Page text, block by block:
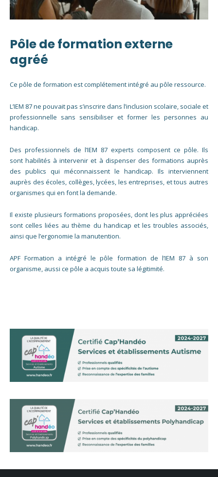
Pôle de formation externe
agréé
Ce pôle de formation est complétement intégré au pôle ressource.
L’IEM 87 ne pouvait pas s’inscrire dans l’inclusion scolaire, sociale et
professionnelle sans sensibiliser et former les personnes au
handicap.
Des professionnels de l’IEM 87 experts composent ce pôle. Ils
sont habilités à intervenir et à dispenser des formations auprès
des publics qui méconnaissent le handicap. Ils interviennent
auprès des écoles, collèges, lycées, les entreprises, et tous autres
organismes qui en font la demande.
Il existe plusieurs formations proposées, dont les plus appréciées
sont celles liées au thème du handicap et les troubles associés,
ainsi que l’ergonomie la manutention.
APF Formation a intégré le pôle formation de l’IEM 87 à son
organisme, aussi ce pôle a acquis toute sa légitimité.